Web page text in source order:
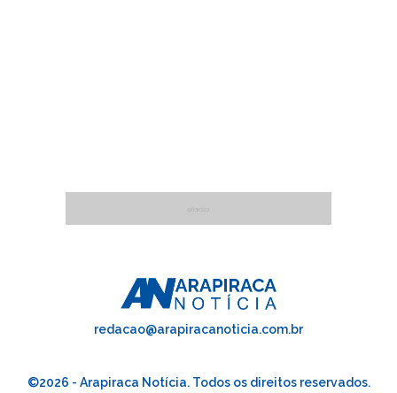
redacao@arapiracanoticia.com.br
©2026 - Arapiraca Notícia. Todos os direitos reservados.